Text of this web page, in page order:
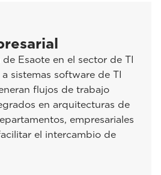
Esaote en el sector de TI
sistemas software de TI
flujos de trabajo
en arquitecturas de
empresariales
el intercambio de